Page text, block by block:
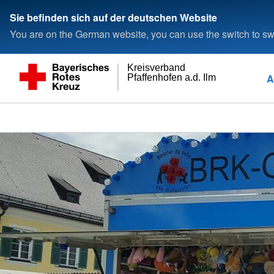
Sie befinden sich auf der deutschen Website
You are on the German website, you can use the switch to
Pfaffenhofen a.d. Ilm
Kreisverband